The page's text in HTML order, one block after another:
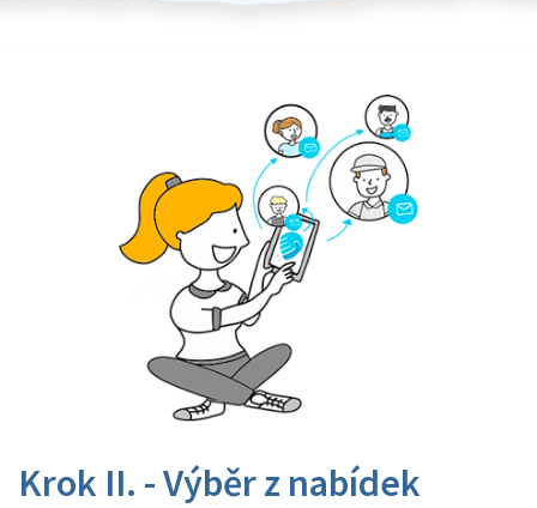
Krok II. - Výběr z nabídek